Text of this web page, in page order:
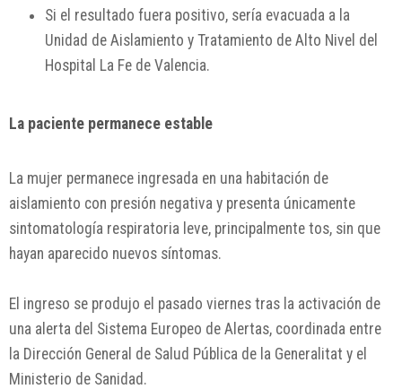
Si el resultado fuera positivo, sería evacuada a la
Unidad de Aislamiento y Tratamiento de Alto Nivel del
Hospital La Fe de Valencia.
La paciente permanece estable
La mujer permanece ingresada en una habitación de
aislamiento con presión negativa y presenta únicamente
sintomatología respiratoria leve, principalmente tos, sin que
hayan aparecido nuevos síntomas.
El ingreso se produjo el pasado viernes tras la activación de
una alerta del Sistema Europeo de Alertas, coordinada entre
la Dirección General de Salud Pública de la Generalitat y el
Ministerio de Sanidad.